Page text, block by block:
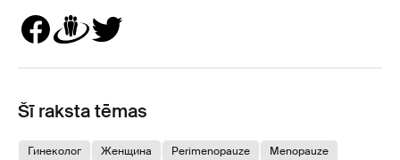
Šī raksta tēmas
Гинеколог Женщина Perimenopauze Menopauze